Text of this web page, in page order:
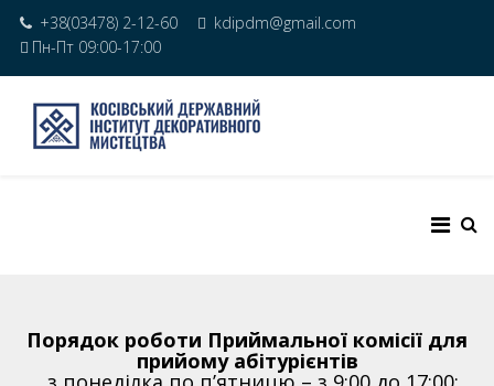
+38(03478) 2-12-60
kdipdm@gmail.com
Пн-Пт 09:00-17:00
Порядок роботи Приймальної комісії для
прийому абітурієнтів